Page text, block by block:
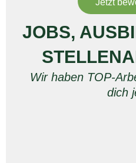
JOBS,
Wir haben TOP-
dich